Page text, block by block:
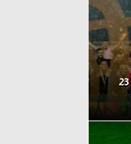
رسميا بشأن استضافة كأس إفريقيا تحت 23